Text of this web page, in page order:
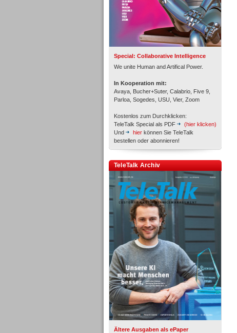
Special: Collaborative Intelligence
We unite Human and Artifical Power.
In Kooperation mit:
Avaya, Bucher+Suter, Calabrio, Five 9,
Parloa, Sogedes, USU, Vier, Zoom
Kostenlos zum Durchklicken:
TeleTalk Special als PDF
(hier klicken)
Und
hier können Sie TeleTalk
bestellen oder abonnieren!
TeleTalk Archiv
Ältere Ausgaben als ePaper
Inbound
Inbound
Inbound